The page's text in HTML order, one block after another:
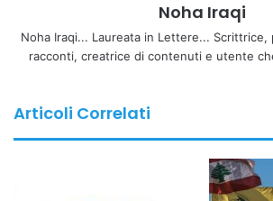
Noha Iraqi
Noha Iraqi... Laureata in Lettere...
racconti, creatrice di contenuti e utente
Articoli Correlati